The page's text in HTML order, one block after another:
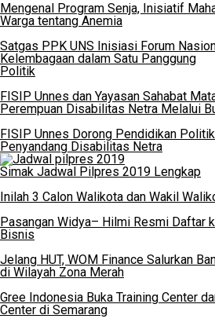
Mengenal Program Senja, Inisiatif
Warga tentang Anemia
Satgas PPK UNS Inisiasi Forum
Kelembagaan dalam Satu Panggung
Politik
FISIP Unnes dan Yayasan Sahabat
Perempuan Disabilitas Netra Melalui
FISIP Unnes Dorong Pendidikan
Penyandang Disabilitas Netra
Simak Jadwal Pilpres 2019 Lengkap
Inilah 3 Calon Walikota dan Wakil
Pasangan Widya– Hilmi Resmi Daftar
Bisnis
Jelang HUT, WOM Finance Salurkan
di Wilayah Zona Merah
Gree Indonesia Buka Training Center
Center di Semarang